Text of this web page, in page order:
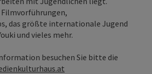
das größte internationale Jugend
und vieles mehr.
besuchen Sie bitte die